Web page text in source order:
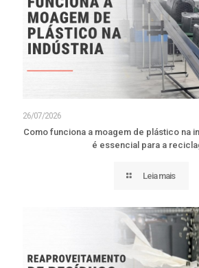
26/07/2026
Como funciona a moagem de plástico na
é essencial para a
Leia mais